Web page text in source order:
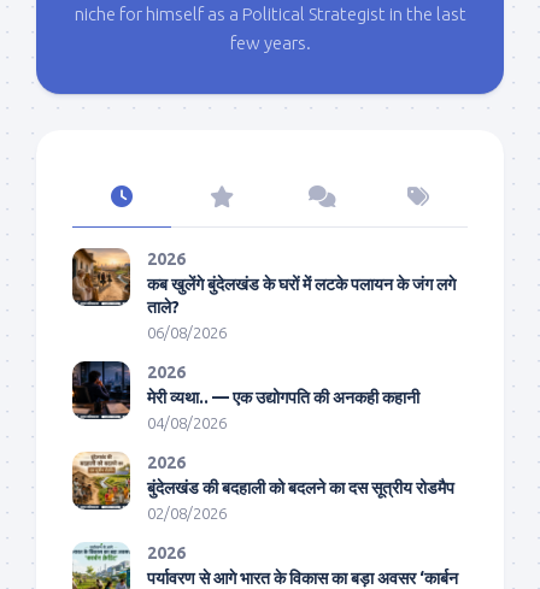
niche for himself as a Political Strategist in the last
few years.
2026
कब खुलेंगे बुंदेलखंड के घरों में लटके पलायन के जंग लगे
ताले?
06/08/2026
2026
मेरी व्यथा.. — एक उद्योगपति की अनकही कहानी
04/08/2026
2026
बुंदेलखंड की बदहाली को बदलने का दस सूत्रीय रोडमैप
02/08/2026
2026
पर्यावरण से आगे भारत के विकास का बड़ा अवसर ‘कार्बन